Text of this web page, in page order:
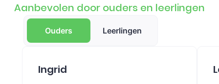
Aanbevolen door ouders en leerlingen
Ouders Leerlingen
Ingrid